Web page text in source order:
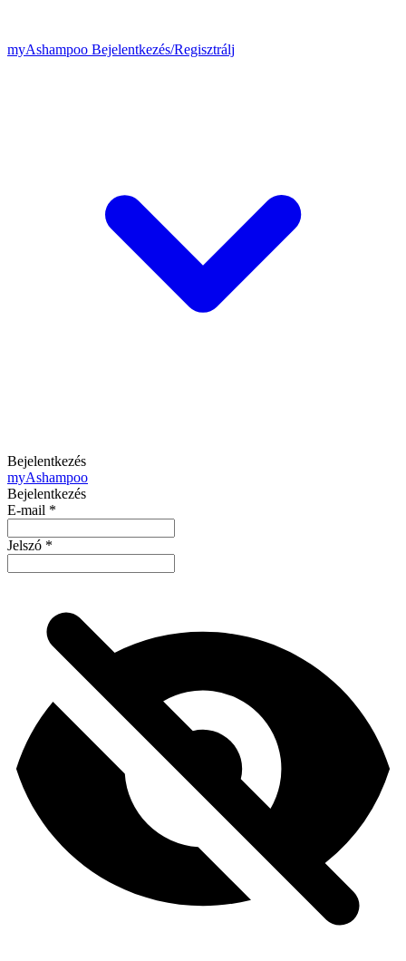
myAshampoo Bejelentkezés/Regisztrálj
Bejelentkezés
myAshampoo
Bejelentkezés
E-mail *
Jelszó *